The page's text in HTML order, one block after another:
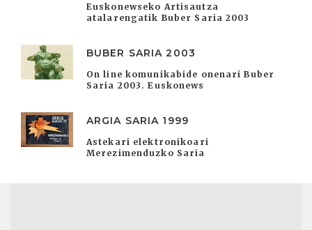
Euskonewseko Artisautza
atalarengatik Buber Saria 2003
BUBER SARIA 2003
On line komunikabide onenari Buber
Saria 2003. Euskonews
ARGIA SARIA 1999
Astekari elektronikoari
Merezimenduzko Saria